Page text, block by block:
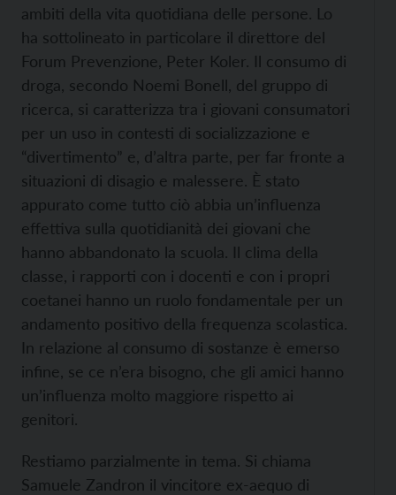
ambiti della vita quotidiana delle persone. Lo
ha sottolineato in particolare il direttore del
Forum Prevenzione, Peter Koler. Il consumo di
droga, secondo Noemi Bonell, del gruppo di
ricerca, si caratterizza tra i giovani consumatori
per un uso in contesti di socializzazione e
“divertimento” e, d’altra parte, per far fronte a
situazioni di disagio e malessere. È stato
appurato come tutto ciò abbia un’influenza
effettiva sulla quotidianità dei giovani che
hanno abbandonato la scuola. Il clima della
classe, i rapporti con i docenti e con i propri
coetanei hanno un ruolo fondamentale per un
andamento positivo della frequenza scolastica.
In relazione al consumo di sostanze è emerso
infine, se ce n’era bisogno, che gli amici hanno
un’influenza molto maggiore rispetto ai
genitori.
Restiamo parzialmente in tema. Si chiama
Samuele Zandron il vincitore ex-aequo di